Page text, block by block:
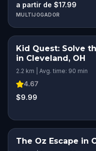
a partir de $17.99
MULTIJOGADOR
Kid Quest: Solve
in Cleveland, OH
2.2 km | Avg. time: 90 min
4.67
$9.99
The Oz Escape in